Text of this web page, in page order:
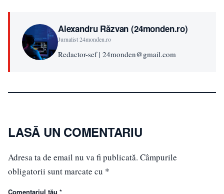
Alexandru Răzvan (24monden.ro)
Jurnalist 24monden.ro
Redactor-sef | 24monden@gmail.com
LASĂ UN COMENTARIU
Adresa ta de email nu va fi publicată. Câmpurile
obligatorii sunt marcate cu *
Comentariul tău *